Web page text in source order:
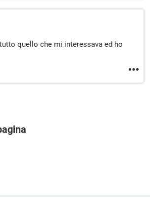
quello che mi interessava ed ho